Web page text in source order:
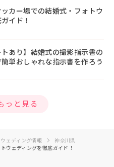
カー場での結婚式・フォトウ
イド！
トあり】結婚式の撮影指示書の
単おしゃれな指示書を作ろう
っと見る
ェディング情報
神奈川県
ウェディングを徹底ガイド！